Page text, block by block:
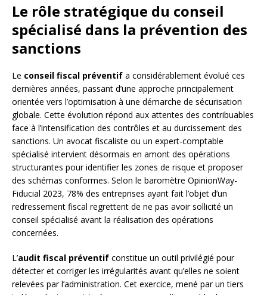
Le rôle stratégique du conseil
spécialisé dans la prévention des
sanctions
Le conseil fiscal préventif a considérablement évolué ces
dernières années, passant d’une approche principalement
orientée vers l’optimisation à une démarche de sécurisation
globale. Cette évolution répond aux attentes des contribuables
face à l’intensification des contrôles et au durcissement des
sanctions. Un avocat fiscaliste ou un expert-comptable
spécialisé intervient désormais en amont des opérations
structurantes pour identifier les zones de risque et proposer
des schémas conformes. Selon le baromètre OpinionWay-
Fiducial 2023, 78% des entreprises ayant fait l’objet d’un
redressement fiscal regrettent de ne pas avoir sollicité un
conseil spécialisé avant la réalisation des opérations
concernées.
L’audit fiscal préventif constitue un outil privilégié pour
détecter et corriger les irrégularités avant qu’elles ne soient
relevées par l’administration. Cet exercice, mené par un tiers